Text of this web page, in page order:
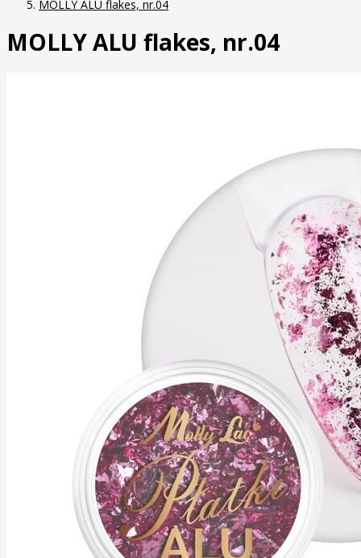
MOLLY ALU flakes, nr.04
MOLLY ALU flakes, nr.04